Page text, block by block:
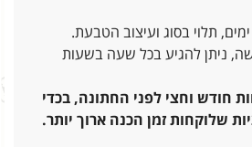
ניתן להגיע בכל שעה בשעות
חודש וחצי לפני החתונה, בכדי
שלוקחות זמן הכנה ארוך יותר.